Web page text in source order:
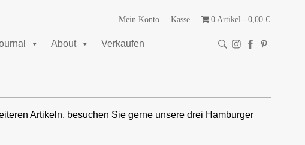
Mein Konto Kasse 0 Artikel 0,00 €
About Verkaufen
Artikeln, besuchen Sie gerne unsere drei Hamburger